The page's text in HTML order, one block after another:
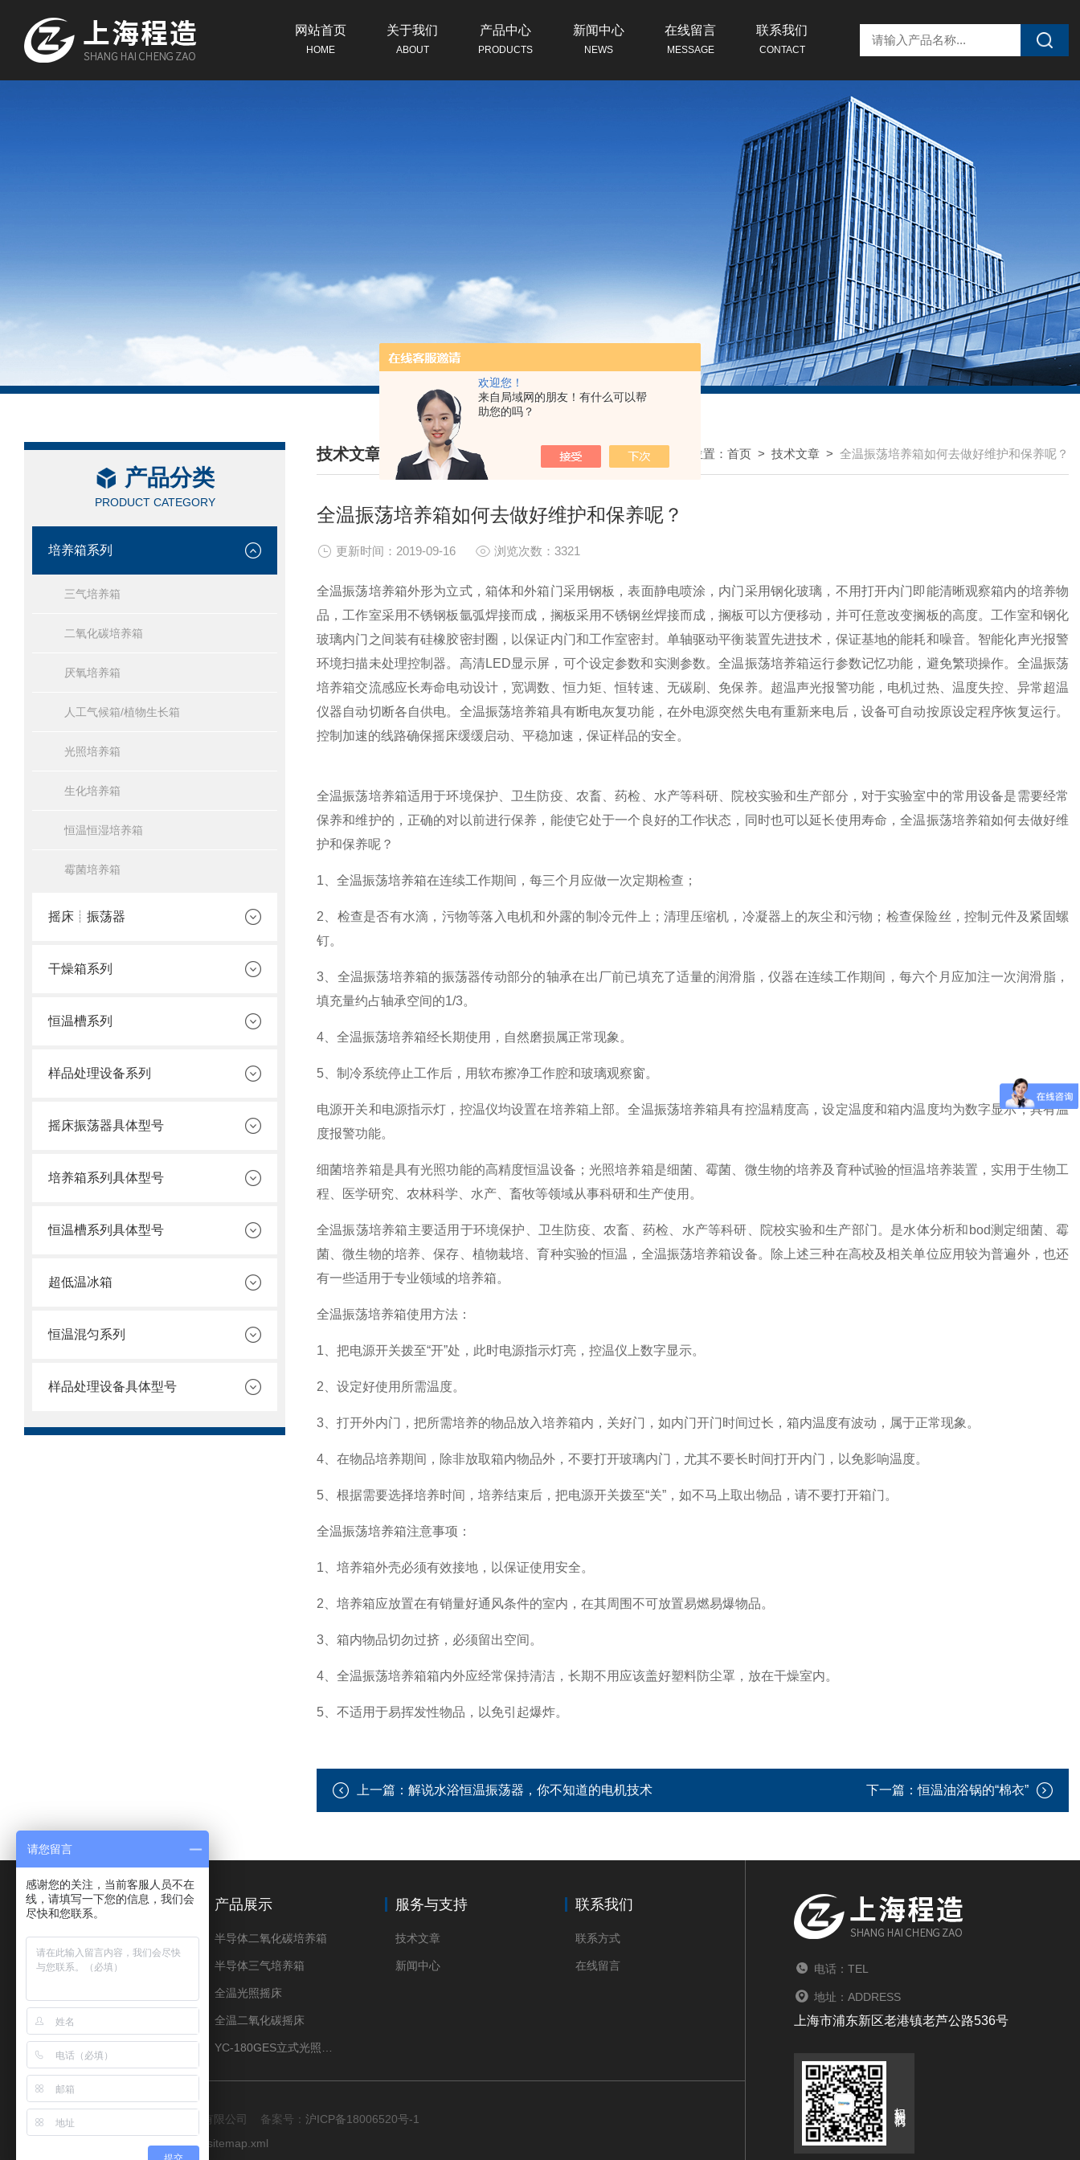
欢迎您！
来自局域网的朋友！有什么可以帮
助您的吗？
网站首页
HOME
关于我们
ABOUT
产品中心
PRODUCTS
新闻中心
NEWS
在线留言
MESSAGE
联系我们
CONTACT
产品分类
PRODUCT CATEGORY
培养箱系列
三气培养箱
二氧化碳培养箱
厌氧培养箱
人工气候箱/植物生长箱
光照培养箱
生化培养箱
恒温恒湿培养箱
霉菌培养箱
摇床┊振荡器
干燥箱系列
恒温槽系列
样品处理设备系列
摇床振荡器具体型号
培养箱系列具体型号
恒温槽系列具体型号
超低温冰箱
恒温混匀系列
样品处理设备具体型号
技术文章
/ TECHNICAL ARTICLES
我的位置： 首页 > 技术文章 > 全温振荡培养箱如何去做好维护和保养呢？
全温振荡培养箱如何去做好维护和保养呢？
更新时间：2019-09-16 浏览次数：3321
全温振荡培养箱外形为立式，箱体和外箱门采用钢板，表面静电喷涂，内门采用钢化玻璃，不用打开内门即能清晰观察箱内的培养物
品，工作室采用不锈钢板氩弧焊接而成，搁板采用不锈钢丝焊接而成，搁板可以方便移动，并可任意改变搁板的高度。工作室和钢化
玻璃内门之间装有硅橡胶密封圈，以保证内门和工作室密封。单轴驱动平衡装置先进技术，保证基地的能耗和噪音。智能化声光报警
环境扫描未处理控制器。高清LED显示屏，可个设定参数和实测参数。全温振荡培养箱运行参数记忆功能，避免繁琐操作。全温振荡
培养箱交流感应长寿命电动设计，宽调数、恒力矩、恒转速、无碳刷、免保养。超温声光报警功能，电机过热、温度失控、异常超温
仪器自动切断各自供电。全温振荡培养箱具有断电灰复功能，在外电源突然失电有重新来电后，设备可自动按原设定程序恢复运行。
控制加速的线路确保摇床缓缓启动、平稳加速，保证样品的安全。
全温振荡培养箱适用于环境保护、卫生防疫、农畜、药检、水产等科研、院校实验和生产部分，对于实验室中的常用设备是需要经常
保养和维护的，正确的对以前进行保养，能使它处于一个良好的工作状态，同时也可以延长使用寿命，全温振荡培养箱如何去做好维
护和保养呢？
1、全温振荡培养箱在连续工作期间，每三个月应做一次定期检查；
2、检查是否有水滴，污物等落入电机和外露的制冷元件上；清理压缩机，冷凝器上的灰尘和污物；检查保险丝，控制元件及紧固螺
钉。
3、全温振荡培养箱的振荡器传动部分的轴承在出厂前已填充了适量的润滑脂，仪器在连续工作期间，每六个月应加注一次润滑脂，
填充量约占轴承空间的1/3。
4、全温振荡培养箱经长期使用，自然磨损属正常现象。
5、制冷系统停止工作后，用软布擦净工作腔和玻璃观察窗。
电源开关和电源指示灯，控温仪均设置在培养箱上部。全温振荡培养箱具有控温精度高，设定温度和箱内温度均为数字显示，具有温
度报警功能。
细菌培养箱是具有光照功能的高精度恒温设备；光照培养箱是细菌、霉菌、微生物的培养及育种试验的恒温培养装置，实用于生物工
程、医学研究、农林科学、水产、畜牧等领域从事科研和生产使用。
全温振荡培养箱主要适用于环境保护、卫生防疫、农畜、药检、水产等科研、院校实验和生产部门。是水体分析和bod测定细菌、霉
菌、微生物的培养、保存、植物栽培、育种实验的恒温，全温振荡培养箱设备。除上述三种在高校及相关单位应用较为普遍外，也还
有一些适用于专业领域的培养箱。
全温振荡培养箱使用方法：
1、把电源开关拨至“开”处，此时电源指示灯亮，控温仪上数字显示。
2、设定好使用所需温度。
3、打开外内门，把所需培养的物品放入培养箱内，关好门，如内门开门时间过长，箱内温度有波动，属于正常现象。
4、在物品培养期间，除非放取箱内物品外，不要打开玻璃内门，尤其不要长时间打开内门，以免影响温度。
5、根据需要选择培养时间，培养结束后，把电源开关拨至“关”，如不马上取出物品，请不要打开箱门。
全温振荡培养箱注意事项：
1、培养箱外壳必须有效接地，以保证使用安全。
2、培养箱应放置在有销量好通风条件的室内，在其周围不可放置易燃易爆物品。
3、箱内物品切勿过挤，必须留出空间。
4、全温振荡培养箱箱内外应经常保持清洁，长期不用应该盖好塑料防尘罩，放在干燥室内。
5、不适用于易挥发性物品，以免引起爆炸。
上一篇： 解说水浴恒温振荡器，你不知道的电机技术 下一篇：恒温油浴锅的“棉衣”
关于我们
公司简介
荣誉资质
产品展示
半导体二氧化碳培养箱
半导体三气培养箱
全温光照摇床
全温二氧化碳摇床
服务与支持
技术文章
新闻中心
联系我们
联系方式
在线留言
版权所有 © 2026 上海程造仪器设备有限公司 备案号： 沪ICP备18006520号-1
管理登陆 sitemap.xml
电话：TEL
地址：ADDRESS
上海市浦东新区老港镇老芦公路536号
请您留言
感谢您的关注，当前客服人员不在
线，请填写一下您的信息，我们会
尽快和您联系。